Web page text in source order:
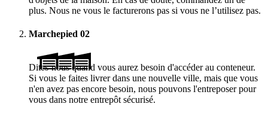
plus. Nous ne vous le facturerons pas si vous ne l’utilisez pas.
Marchepied 02
Dites-nous quand vous aurez besoin d'accéder au conteneur.
Si vous le faites livrer dans une nouvelle ville, mais que vous
n'en avez pas encore besoin, nous pouvons l'entreposer pour
vous dans notre entrepôt sécurisé.